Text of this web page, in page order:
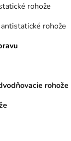
rohože
rohože
rohože